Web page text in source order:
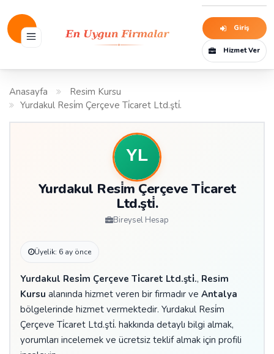
Giriş
Hizmet Ver
Anasayfa
Resim Kursu
Yurdakul Resi̇m Çerçeve Ti̇caret Ltd.şti̇.
Yurdakul Resi̇m Çerçeve Ti̇caret
Ltd.şti̇.
Bireysel Hesap
Üyelik: 6 ay önce
Yurdakul Resi̇m Çerçeve Ti̇caret Ltd.şti̇., Resim
Kursu alanında hizmet veren bir firmadır ve Antalya
bölgelerinde hizmet vermektedir. Yurdakul Resi̇m
Çerçeve Ti̇caret Ltd.şti̇. hakkında detaylı bilgi almak,
yorumları incelemek ve ücretsiz teklif almak için profili